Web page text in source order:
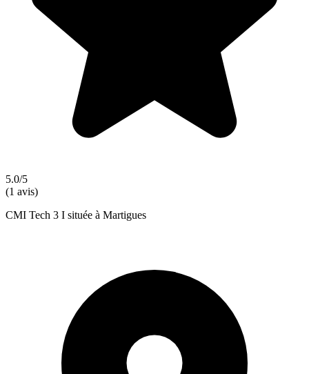
5.0/5
(1 avis)
CMI Tech 3 I située à Martigues